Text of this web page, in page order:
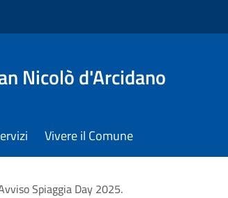
Nicolò d'Arcidano
Vivere il Comune
Spiaggia Day 2025.